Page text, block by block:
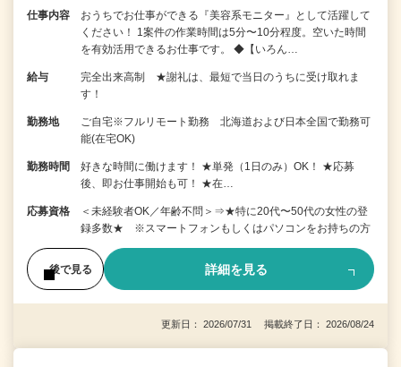
仕事内容
おうちでお仕事ができる『美容系モニター』として活躍して
ください！ 1案件の作業時間は5分〜10分程度。空いた時間
を有効活用できるお仕事です。 ◆【いろん…
給与
完全出来高制 ★謝礼は、最短で当日のうちに受け取れま
す！
勤務地
ご自宅※フルリモート勤務 北海道および日本全国で勤務可
能(在宅OK)
勤務時間
好きな時間に働けます！ ★単発（1日のみ）OK！ ★応募
後、即お仕事開始も可！ ★在…
応募資格
＜未経験者OK／年齢不問＞⇒★特に20代〜50代の女性の登
録多数★ ※スマートフォンもしくはパソコンをお持ちの方
後で見る 詳細を見る
更新日： 2026/07/31 掲載終了日： 2026/08/24